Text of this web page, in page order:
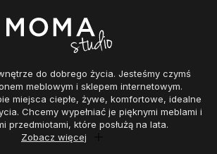
do dobrego życia. Jesteśmy czymś
meblowym i sklepem internetowym.
miejsca ciepłe, żywe, komfortowe, idealne
Chcemy wypełniać je pięknymi meblami i
przedmiotami, które posłużą na lata.
Zobacz więcej